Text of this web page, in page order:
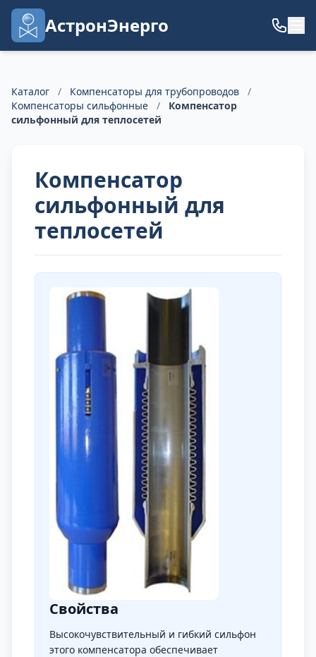
АстронЭнерго
Каталог / Компенсаторы для трубопроводов
/
Компенсаторы сильфонные
/
Компенсатор
сильфонный для теплосетей
Компенсатор
сильфонный для
теплосетей
Свойства
Высокочувствительный и гибкий сильфон
этого компенсатора обеспечивает